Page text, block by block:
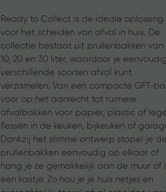
Ready to Collect is de ideale oplossing
voor het scheiden van afval in huis. De
collectie bestaat uit prullenbakken van
10, 20 en 30 liter, waardoor je eenvoudig
verschillende soorten afval kunt
verzamelen. Van een compacte
voor op het aanrecht tot ruimere
afvalbakken voor papier, plastic of
flessen in de keuken, bijkeuken of
Dankzij het slimme ontwerp stapel je de
prullenbakken eenvoudig op elkaar of
hang je ze gemakkelijk aan de muur of
een kastje. Zo hou je je huis netjes en